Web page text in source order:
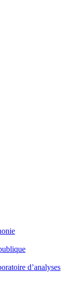
d’analyses